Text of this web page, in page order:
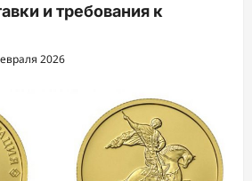
и требования к
2026